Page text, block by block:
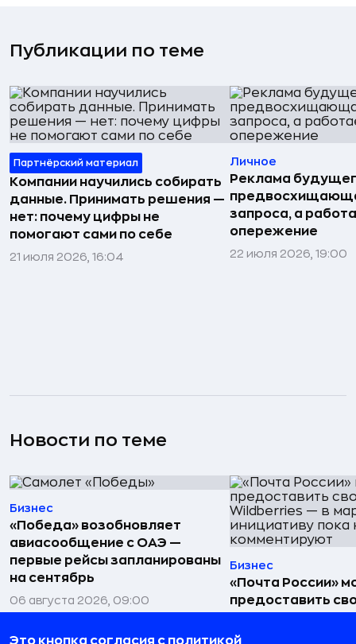
Публикации по теме
Партнёрский материал
Компании научились собирать
данные. Принимать решения —
нет: почему цифры не
помогают сами по себе
21 июля 2026, 16:04
Личное
Реклама
запроса, а
опережение
22 июля 2026, 19:00
Новости по теме
Бизнес
«Победа» возобновляет
авиасообщение с ОАЭ —
первые рейсы запланированы
на сентябрь
06 августа 2026, 09:00
Бизнес
«Почта России»
предоставить
инициативу пока
Это кнопка согласия с политикой